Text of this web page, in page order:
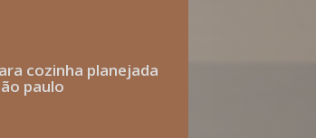
cozinha planejada
paulo